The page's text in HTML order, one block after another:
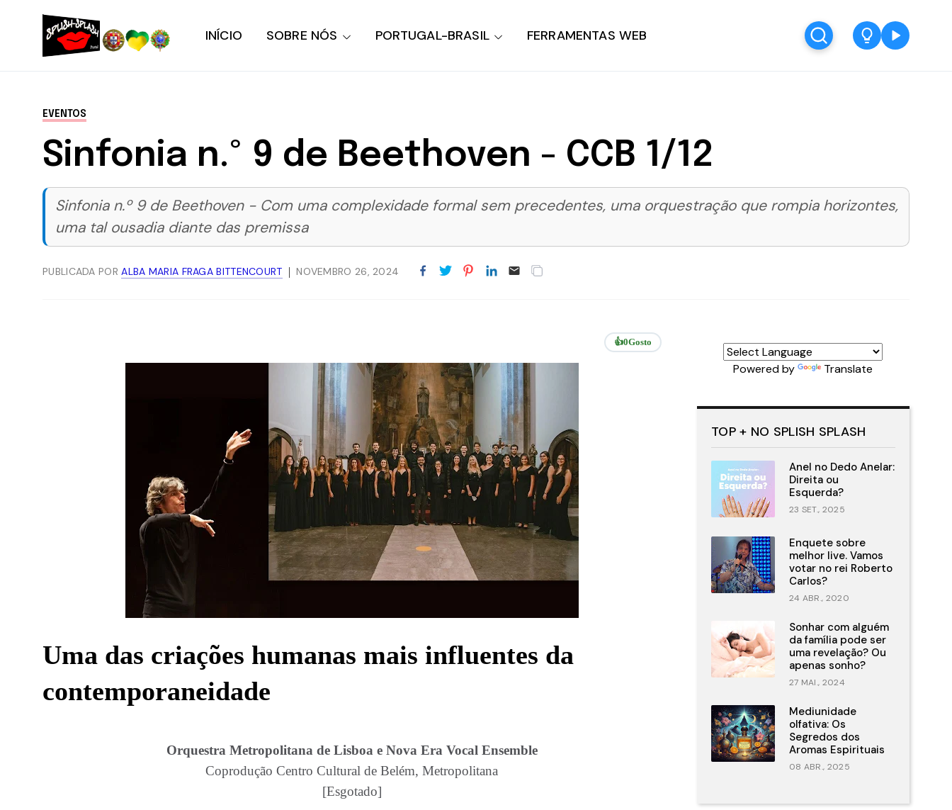
INÍCIO SOBRE NÓS PORTUGAL-BRASIL FERRAMENTAS WEB
EVENTOS
Sinfonia n.º 9 de Beethoven - CCB 1/12
Sinfonia n.º 9 de Beethoven - Com uma complexidade formal sem precedentes, uma orquestração que rompia horizontes,
uma tal ousadia diante das premissa
PUBLICADA PORALBA MARIA FRAGA BITTENCOURT NOVEMBRO 26, 2024
👍0Gosto
Uma das criações humanas mais influentes da
contemporaneidade
Orquestra Metropolitana de Lisboa e Nova Era Vocal Ensemble
Coprodução Centro Cultural de Belém, Metropolitana
[Esgotado]
Powered by Translate
TOP + NO SPLISH SPLASH
Anel no Dedo Anelar:
Direita ou
Esquerda?
23 SET., 2025
Enquete sobre
melhor live. Vamos
votar no rei Roberto
Carlos?
24 ABR., 2020
Sonhar com alguém
da família pode ser
uma revelação? Ou
apenas sonho?
27 MAI., 2024
Mediunidade
olfativa: Os
Segredos dos
Aromas Espirituais
08 ABR., 2025